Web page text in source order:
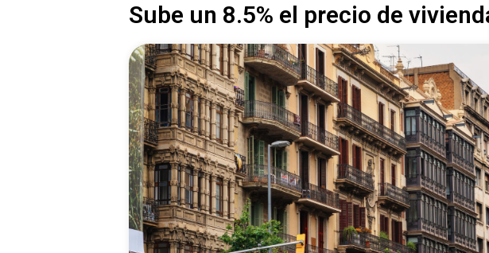
Sube un 8.5% el precio de